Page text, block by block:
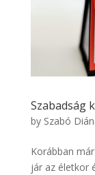
Szabadság
by Szabó
Korábban
jár az életkor